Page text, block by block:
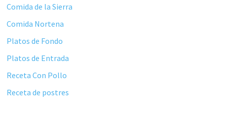
Comida de la Sierra
Comida Nortena
Platos de Fondo
Platos de Entrada
Receta Con Pollo
Receta de postres